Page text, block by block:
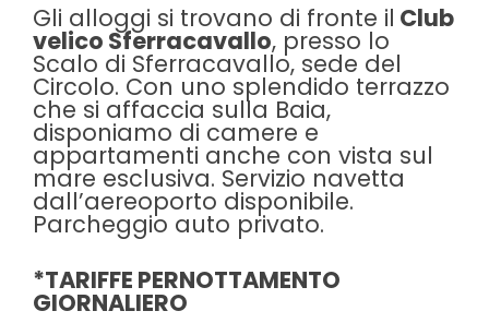
Gli alloggi si trovano di fronte il Club
velico Sferracavallo, presso lo
Scalo di Sferracavallo, sede del
Circolo. Con uno splendido terrazzo
che si affaccia sulla Baia,
disponiamo di camere e
appartamenti anche con vista sul
mare esclusiva. Servizio navetta
dall’aereoporto disponibile.
Parcheggio auto privato.
*TARIFFE PERNOTTAMENTO
GIORNALIERO